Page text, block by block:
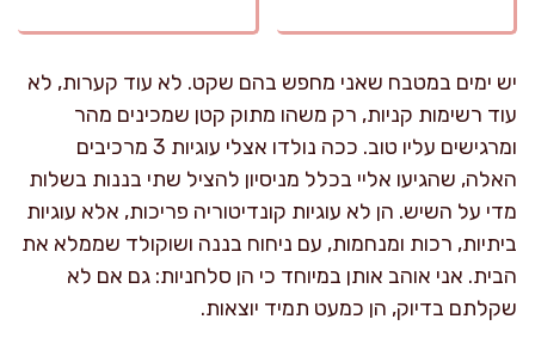
יש ימים במטבח שאני מחפש בהם שקט. לא עוד קערות, לא
עוד רשימות קניות, רק משהו מתוק קטן שמכינים מהר
ומרגישים עליו טוב. ככה נולדו אצלי עוגיות 3 מרכיבים
האלה, שהגיעו אליי בכלל מניסיון להציל שתי בננות בשלות
מדי על השיש. הן לא עוגיות קונדיטוריה פריכות, אלא עוגיות
ביתיות, רכות ומנחמות, עם ניחוח בננה ושוקולד שממלא את
הבית. אני אוהב אותן במיוחד כי הן סלחניות: גם אם לא
שקלתם בדיוק, הן כמעט תמיד יוצאות.